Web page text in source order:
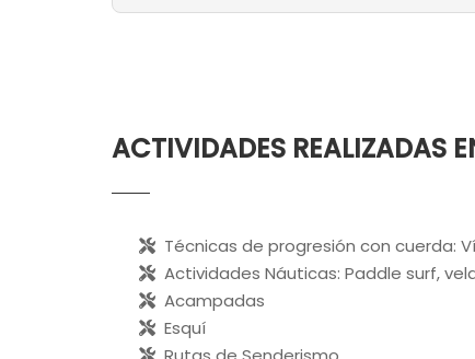
ACTIVIDADES REALIZADAS
Técnicas de progresión con cuerda:
Actividades Náuticas: Paddle surf,
Acampadas
Esquí